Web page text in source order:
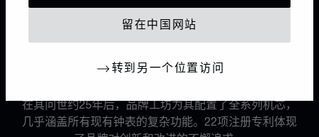
留在中国网站
转到另一个位置访问
22项注册专利
在其问世约25年后，品牌工坊为其配置了全系列机芯，
几乎涵盖所有现有钟表的复杂功能。22项注册专利体现